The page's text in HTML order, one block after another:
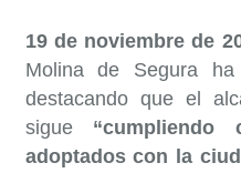
19 de noviembre de
Molina de Segura
destacando que el
sigue “cumpliendo
adoptados con la